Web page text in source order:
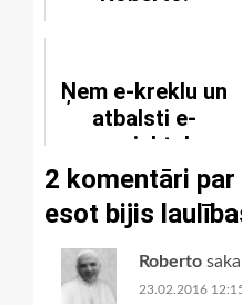
Ņem e-kreklu un
atbalsti e-
projektu!
2 komentāri par
esot bijis
Roberto
23.02.2016